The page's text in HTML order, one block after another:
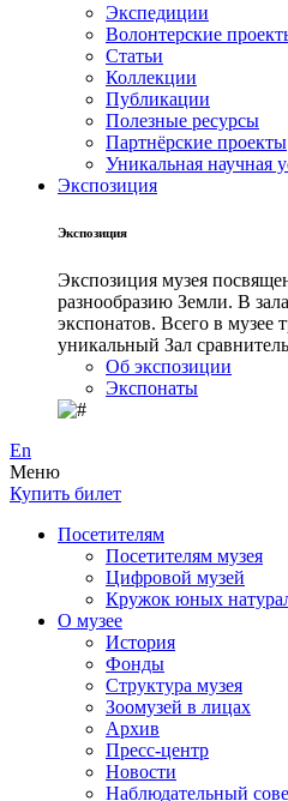
Экспедиции
Волонтерские
Статьи
Коллекции
Публикации
Полезные ресурсы
Партнёрские проекты
Уникальная научная
Экспозиция
Экспозиция
Экспозиция музея
разнообразию Земли. В
экспонатов. Всего в
уникальный Зал
Об экспозиции
Экспонаты
En
Меню
Купить билет
Посетителям
Посетителям музея
Цифровой музей
Кружок юных
О музее
История
Фонды
Структура музея
Зоомузей в лицах
Архив
Пресс-центр
Новости
Наблюдательный